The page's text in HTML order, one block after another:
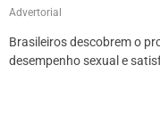
Advertorial
Brasileiros descobrem o
desempenho sexual e